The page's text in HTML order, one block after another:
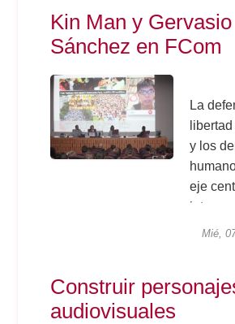
que se
Salón
de
Kin Man y Gervasio
Sánchez en FCom
La
y los
eje
Mié,
Construir
audiovisuales